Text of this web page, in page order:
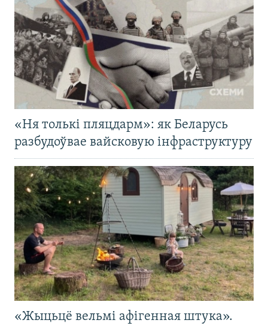
«Ня толькі пляцдарм»: як Беларусь
разбудоўвае вайсковую інфраструктуру
«Жыцьцё вельмі афігенная штука».